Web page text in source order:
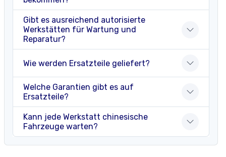
Gibt es ausreichend autorisierte
Werkstätten für Wartung und
Reparatur?
Wie werden Ersatzteile geliefert?
Welche Garantien gibt es auf
Ersatzteile?
Kann jede Werkstatt chinesische
Fahrzeuge warten?